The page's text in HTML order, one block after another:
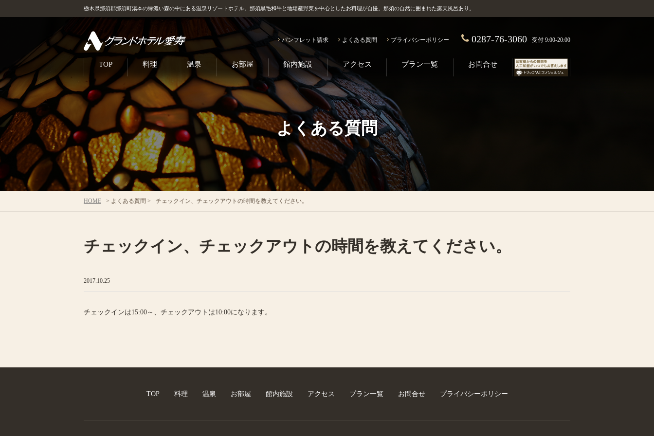
栃木県那須郡那須町湯本の緑濃い森の中にある温泉リゾートホテル。那須黒毛和牛と地場産野菜を中心としたお料理が自慢。那須の自然に囲まれた露天風呂あり。
パンフレット請求 よくある質問 プライバシーポリシー 0287-76-3060 受付 9:00-20:00
TOP 料理 温泉 お部屋 館内施設 アクセス プラン一覧 お問合せ
よくある質問
HOME > よくある質問 > チェックイン、チェックアウトの時間を教えてください。
チェックイン、チェックアウトの時間を教えてください。
2017.10.25
チェックインは15:00～、チェックアウトは10:00になります。
TOP 料理 温泉 お部屋 館内施設 アクセス プラン一覧 お問合せ プライバシーポリシー